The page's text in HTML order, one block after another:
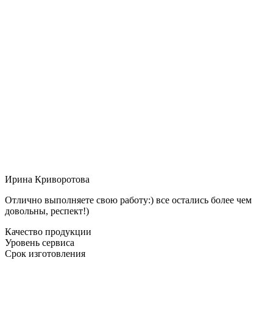
Ирина Криворотова
Отлично выполняете свою работу:) все остались более чем
довольны, респект!)
Качество продукции
Уровень сервиса
Срок изготовления